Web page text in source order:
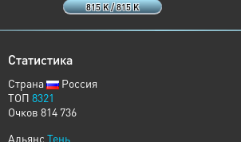
815 K / 815 K
Статистика
Страна
Россия
ТОП 8321
Очков 814 736
Альянс Тень